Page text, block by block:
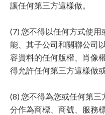
讓任何第三方這樣做。
(7) 您不得以任何方式使
能、其子公司和關聯公司
容資料的任何版權、肖像
得允許任何第三方這樣做
(8) 您不得為您或任何第
分作為商標、商號、服務